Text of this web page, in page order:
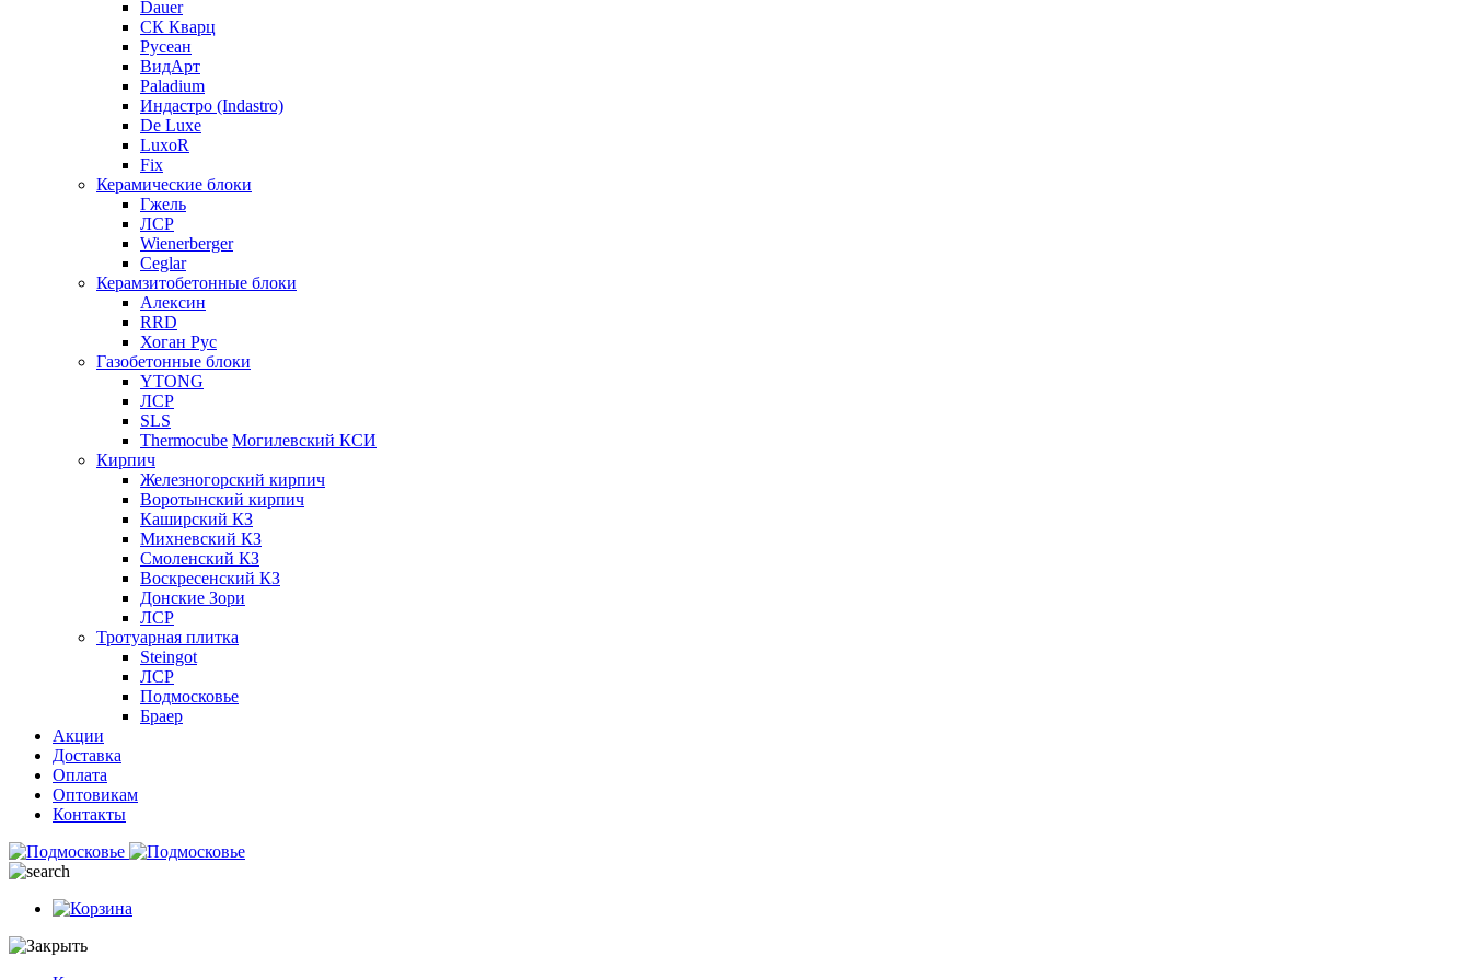
Dauer
СК Кварц
Русеан
ВидАрт
Paladium
Индастро (Indastro)
De Luxe
LuxoR
Fix
Керамические блоки
Гжель
ЛСР
Wienerberger
Ceglar
Керамзитобетонные блоки
Алексин
RRD
Хоган Рус
Газобетонные блоки
YTONG
ЛСР
SLS
Thermocube Могилевский КСИ
Кирпич
Железногорский кирпич
Воротынский кирпич
Каширский КЗ
Михневский КЗ
Смоленский КЗ
Воскресенский КЗ
Донские Зори
ЛСР
Тротуарная плитка
Steingot
ЛСР
Подмосковье
Браер
Акции
Доставка
Оплата
Оптовикам
Контакты